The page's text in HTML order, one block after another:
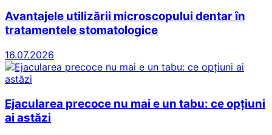
Avantajele utilizării microscopului dentar în
tratamentele stomatologice
16.07.2026
Ejacularea precoce nu mai e un tabu: ce opțiuni
ai astăzi